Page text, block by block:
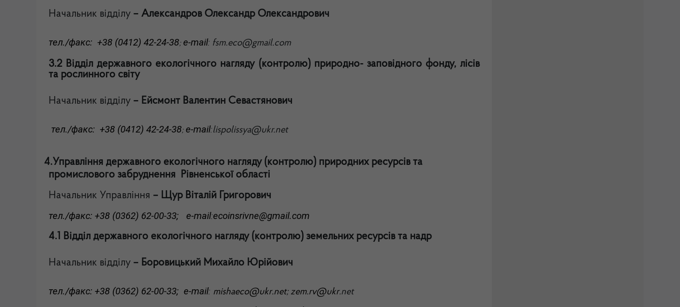
Начальник відділу – Александров Олександр Олександрович
тел./факс: +38 (0412) 42-24-38; e-mail: fsm.eco@gmail.com
3.2 Відділ державного екологічного нагляду (контролю) природно- заповідного фонду, лісів
та рослинного світу
Начальник відділу – Ейсмонт Валентин Севастянович
тел./факс: +38 (0412) 42-24-38; e-mail:lispolissya@ukr.net
4.Управління державного екологічного нагляду (контролю) природних ресурсів та
промислового забруднення Рівненської області
Начальник Управління – Щур Віталій Григорович
тел./факс: +38 (0362) 62-00-33; e-mail:ecoinsrivne@gmail.com
4.1 Відділ державного екологічного нагляду (контролю) земельних ресурсів та надр
Начальник відділу – Боровицький Михайло Юрійович
тел./факс: +38 (0362) 62-00-33; e-mail: mishaeco@ukr.net; zem.rv@ukr.net